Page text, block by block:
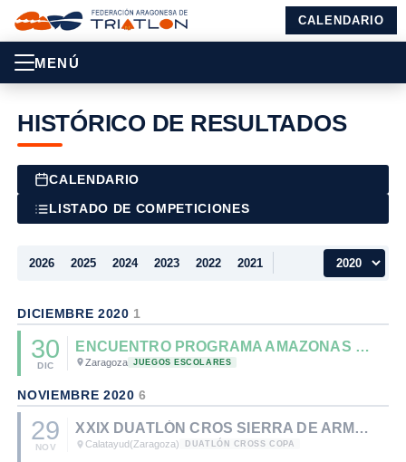
CALENDARIO
MENÚ
HISTÓRICO DE RESULTADOS
CALENDARIO
LISTADO DE COMPETICIONES
2026 2025 2024 2023 2022 2021
DICIEMBRE 2020 1
30
DIC
ENCUENTRO PROGRAMA AMAZONAS FETRI
Zaragoza JUEGOS ESCOLARES
NOVIEMBRE 20206
29
NOV
XXIX DUATLÓN CROS SIERRA DE ARMANTES
Calatayud(Zaragoza) DUATLÓN CROSS COPA